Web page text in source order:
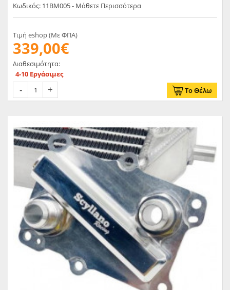
Κωδικός: 11BM005 - Μάθετε Περισσότερα
Τιμή eshop (Με ΦΠΑ)
339,00€
Διαθεσιμότητα:
4-10 Εργάσιμες
Το Θέλω